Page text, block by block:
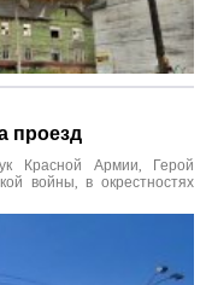
проезд
Красной Армии, Герой
войны, в окрестностях